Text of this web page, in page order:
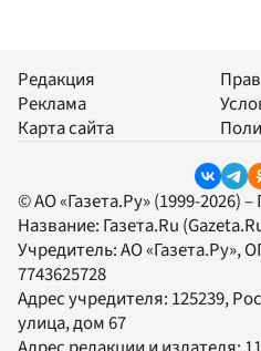
Редакция
Реклама
Карта сайта
© АО «Газета.Ру» (1999-2026)
Название: Газета.Ru
Учредитель:АО «Газета.Ру»,
7743625728
Адрес учредителя: 125239,
улица, дом 67